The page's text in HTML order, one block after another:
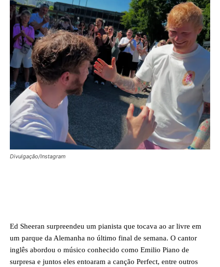
Divulgação/Instagram
Ed Sheeran surpreendeu um pianista que tocava ao ar livre em
um parque da Alemanha no último final de semana. O cantor
inglês abordou o músico conhecido como Emilio Piano de
surpresa e juntos eles entoaram a canção Perfect, entre outros